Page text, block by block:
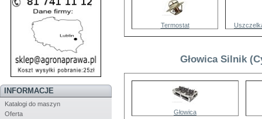
INFORMACJE
Katalogi do maszyn
Oferta
Termostat
Głowica Silnik
Głowica